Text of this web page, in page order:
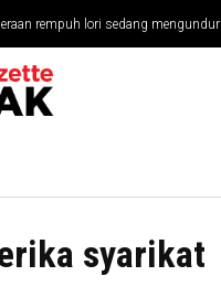
rempuh lori sedang mengundur
syarikat